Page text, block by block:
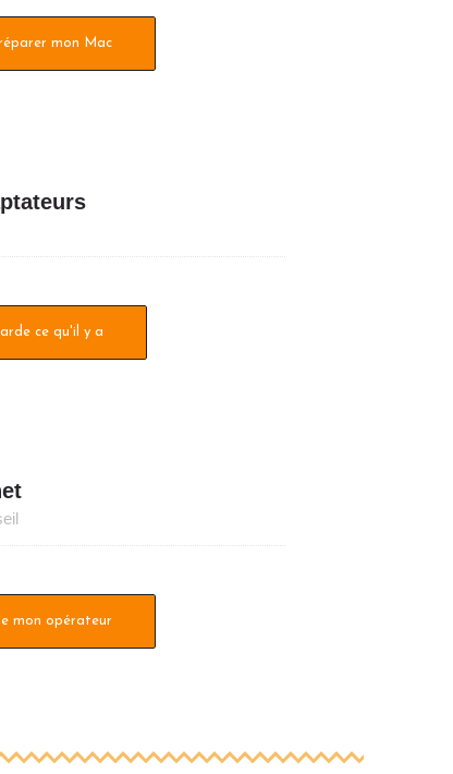
mon Mac
ce qu'il y a
mon opérateur